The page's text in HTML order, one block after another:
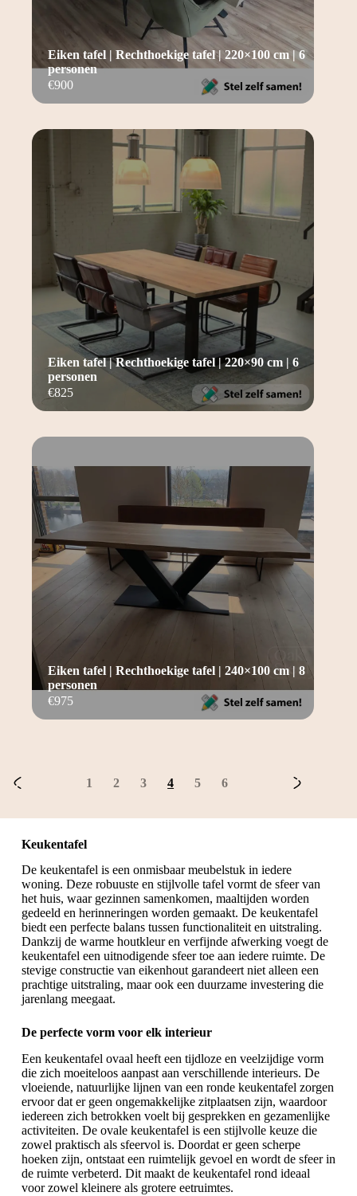
€900
Eiken tafel | Rechthoekige tafel | 220×100 cm | 6
personen
€825
Eiken tafel | Rechthoekige tafel | 220×90 cm | 6
personen
€975
Eiken tafel | Rechthoekige tafel | 240×100 cm | 8
personen
1 2 3 4 5 6
Keukentafel
De keukentafel is een onmisbaar meubelstuk in iedere
woning. Deze robuuste en stijlvolle tafel vormt de sfeer van
het huis, waar gezinnen samenkomen, maaltijden worden
gedeeld en herinneringen worden gemaakt. De keukentafel
biedt een perfecte balans tussen functionaliteit en uitstraling.
Dankzij de warme houtkleur en verfijnde afwerking voegt de
keukentafel een uitnodigende sfeer toe aan iedere ruimte. De
stevige constructie van eikenhout garandeert niet alleen een
prachtige uitstraling, maar ook een duurzame investering die
jarenlang meegaat.
De perfecte vorm voor elk interieur
Een keukentafel ovaal heeft een tijdloze en veelzijdige vorm
die zich moeiteloos aanpast aan verschillende interieurs. De
vloeiende, natuurlijke lijnen van een ronde keukentafel zorgen
ervoor dat er geen ongemakkelijke zitplaatsen zijn, waardoor
iedereen zich betrokken voelt bij gesprekken en gezamenlijke
activiteiten. De ovale keukentafel is een stijlvolle keuze die
zowel praktisch als sfeervol is. Doordat er geen scherpe
hoeken zijn, ontstaat een ruimtelijk gevoel en wordt de sfeer in
de ruimte verbeterd. Dit maakt de keukentafel rond ideaal
voor zowel kleinere als grotere eetruimtes.